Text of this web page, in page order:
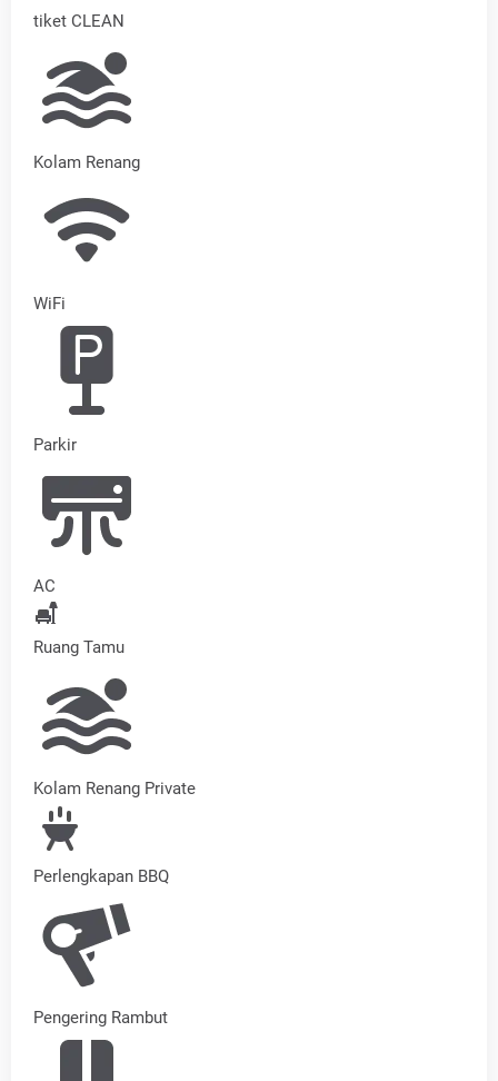
tiket CLEAN
Kolam Renang
WiFi
Parkir
AC
Ruang Tamu
Kolam Renang Private
Perlengkapan BBQ
Pengering Rambut